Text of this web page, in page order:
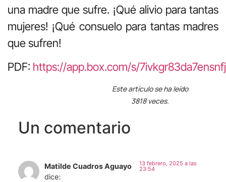
una madre que sufre. ¡Qué alivio para tantas
mujeres! ¡Qué consuelo para tantas madres
que sufren!
PDF: https://app.box.com/s/
Este artículo se ha leído
3818 veces.
Un comentario
Matilde Cuadros Aguayo
dice:
13 febrero, 2025 a las
23:54